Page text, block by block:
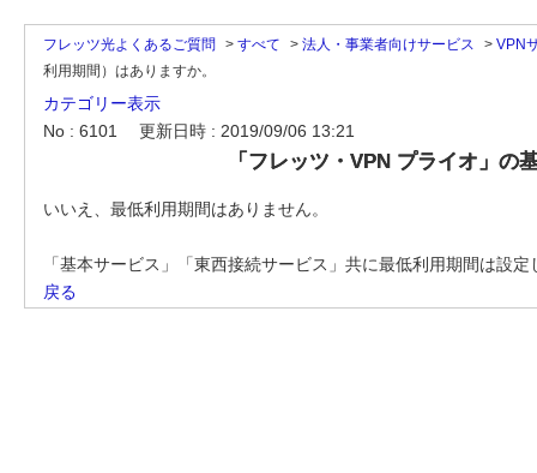
フレッツ光よくあるご質問 > すべて > 法人・事業者向けサービス > VPN
利用期間）はありますか。
カテゴリー表示
No : 6101
更新日時 : 2019/09/06 13:21
「フレッツ・VPN プライオ」の
いいえ、最低利用期間はありません。
「基本サービス」「東西接続サービス」共に最低利用期間は設
戻る